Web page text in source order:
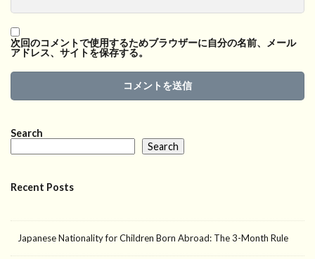
次回のコメントで使用するためブラウザーに自分の名前、メール
アドレス、サイトを保存する。
Search
Search
Recent Posts
Japanese Nationality for Children Born Abroad: The 3-Month Rule